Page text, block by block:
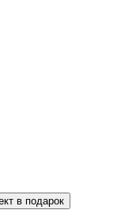
в подарок